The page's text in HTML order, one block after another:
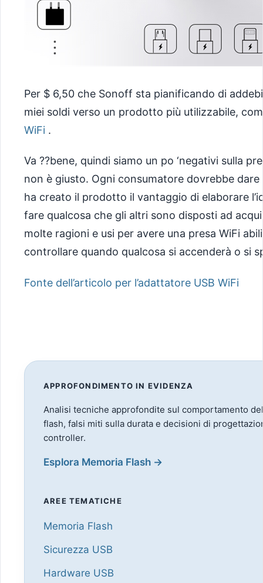
Per $ 6,50 che Sonoff sta pianificando di
miei soldi verso un prodotto più utilizzabile,
WiFi .
Va ??bene, quindi siamo un po ‘negativi sulla
non è giusto. Ogni consumatore dovrebbe dare
ha creato il prodotto il vantaggio di elaborare
fare qualcosa che gli altri sono disposti ad
molte ragioni e usi per avere una presa WiFi
controllare quando qualcosa si accenderà o si
Fonte dell’articolo per l’adattatore USB WiFi
APPROFONDIMENTO IN EVIDENZA
Analisi tecniche approfondite sul comportamento
flash, falsi miti sulla durata e decisioni di
controller.
Esplora Memoria Flash →
AREE TEMATICHE
Memoria Flash
Sicurezza USB
Hardware USB